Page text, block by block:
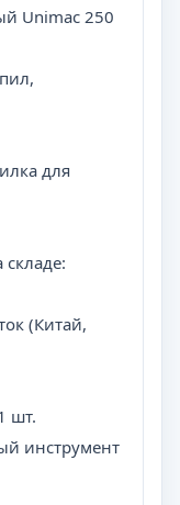
Unimac 250
для
(Китай,
шт.
инструмент